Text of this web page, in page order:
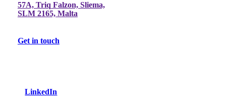
57A, Triq Falzon, Sliema,
SLM 2165, Malta
Get in touch
LinkedIn